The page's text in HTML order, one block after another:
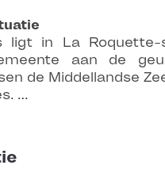
ligt in La Roquette-
aan de
de Middellandse
…